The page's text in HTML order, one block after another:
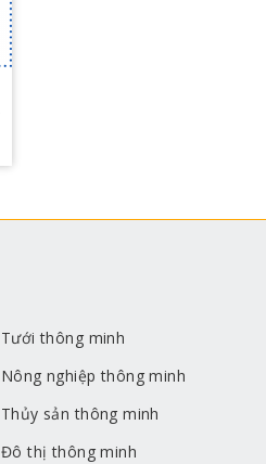
Tưới thông minh
Nông nghiệp thông minh
Thủy sản thông minh
Đô thị thông minh